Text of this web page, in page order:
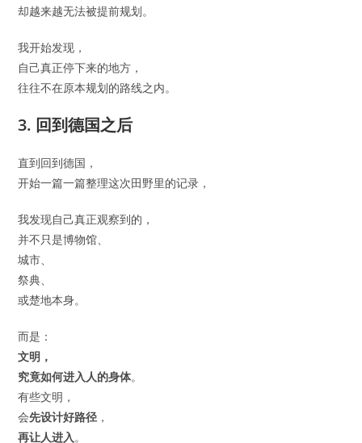
却越来越无法被提前规划。
我开始发现，
自己真正停下来的地方，
往往不在原本规划的路线之内。
3. 回到德国之后
直到回到德国，
开始一篇一篇整理这次田野里的记录，
我发现自己真正观察到的，
并不只是博物馆、
城市、
祭典、
或楚地本身。
而是：
文明，
究竟如何进入人的身体。
有些文明，
会先设计好路径 ，
再让人进入。